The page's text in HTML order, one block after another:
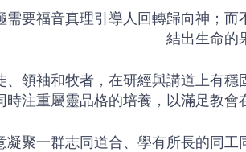
要福音真理引導人回轉歸向神；
結出生命的
、領袖和牧者，在研經與講道上有
時注重屬靈品格的培養，以滿足教會
聚一群志同道合、學有所長的同